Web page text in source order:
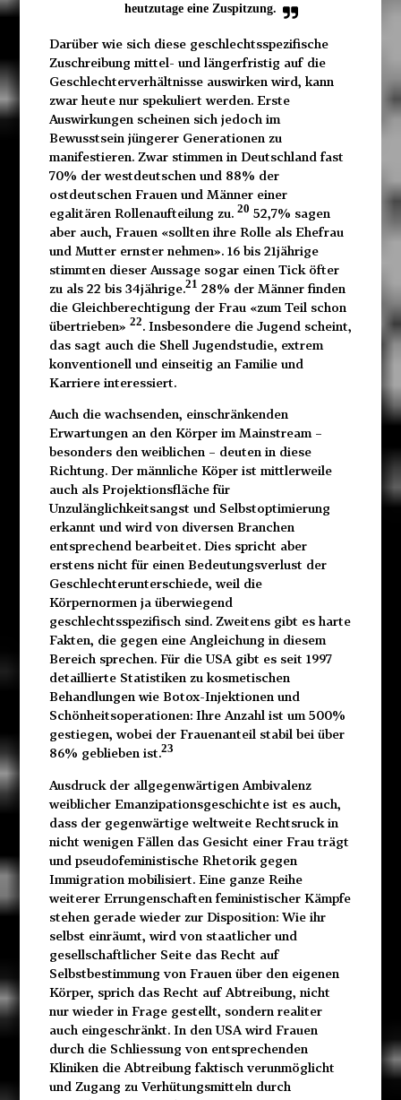
heutzutage eine Zuspitzung.
Darüber wie sich diese geschlechtsspezifische
Zuschreibung mittel- und längerfristig auf die
Geschlechterverhältnisse auswirken wird, kann
zwar heute nur spekuliert werden. Erste
Auswirkungen scheinen sich jedoch im
Bewusstsein jüngerer Generationen zu
manifestieren. Zwar stimmen in Deutschland fast
70% der westdeutschen und 88% der
ostdeutschen Frauen und Männer einer
egalitären Rollenaufteilung zu. 20 52,7% sagen
aber auch, Frauen «sollten ihre Rolle als Ehefrau
und Mutter ernster nehmen». 16 bis 21jährige
stimmten dieser Aussage sogar einen Tick öfter
zu als 22 bis 34jährige.21 28% der Männer finden
die Gleichberechtigung der Frau «zum Teil schon
übertrieben» 22. Insbesondere die Jugend scheint,
das sagt auch die Shell Jugendstudie, extrem
konventionell und einseitig an Familie und
Karriere interessiert.
Auch die wachsenden, einschränkenden
Erwartungen an den Körper im Mainstream –
besonders den weiblichen – deuten in diese
Richtung. Der männliche Köper ist mittlerweile
auch als Projektionsfläche für
Unzulänglichkeitsangst und Selbstoptimierung
erkannt und wird von diversen Branchen
entsprechend bearbeitet. Dies spricht aber
erstens nicht für einen Bedeutungsverlust der
Geschlechterunterschiede, weil die
Körpernormen ja überwiegend
geschlechtsspezifisch sind. Zweitens gibt es harte
Fakten, die gegen eine Angleichung in diesem
Bereich sprechen. Für die USA gibt es seit 1997
detaillierte Statistiken zu kosmetischen
Behandlungen wie Botox-Injektionen und
Schönheitsoperationen: Ihre Anzahl ist um 500%
gestiegen, wobei der Frauenanteil stabil bei über
86% geblieben ist.23
Ausdruck der allgegenwärtigen Ambivalenz
weiblicher Emanzipationsgeschichte ist es auch,
dass der gegenwärtige weltweite Rechtsruck in
nicht wenigen Fällen das Gesicht einer Frau trägt
und pseudofeministische Rhetorik gegen
Immigration mobilisiert. Eine ganze Reihe
weiterer Errungenschaften feministischer Kämpfe
stehen gerade wieder zur Disposition: Wie ihr
selbst einräumt, wird von staatlicher und
gesellschaftlicher Seite das Recht auf
Selbstbestimmung von Frauen über den eigenen
Körper, sprich das Recht auf Abtreibung, nicht
nur wieder in Frage gestellt, sondern realiter
auch eingeschränkt. In den USA wird Frauen
durch die Schliessung von entsprechenden
Kliniken die Abtreibung faktisch verunmöglicht
und Zugang zu Verhütungsmitteln durch